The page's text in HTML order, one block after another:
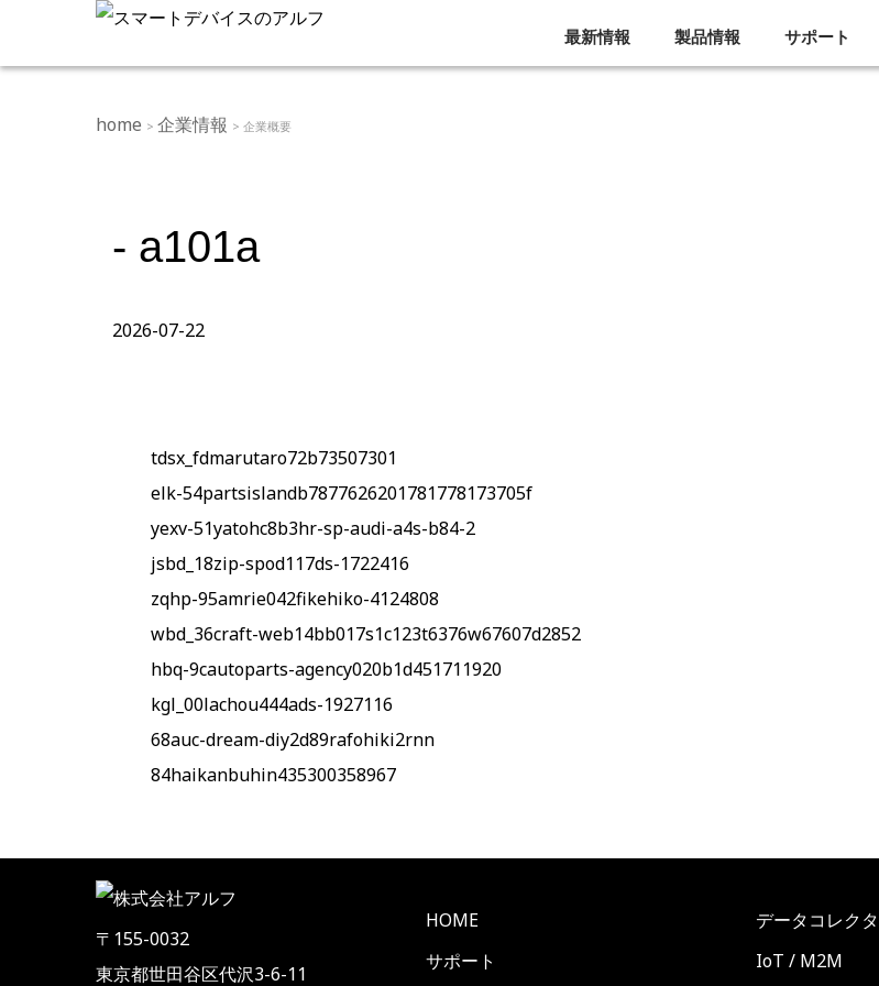
最新情報 製品情報 サポート
企業概要
home > 企業情報 > 企業概要
- a101a
2026-07-22
tdsx_fdmarutaro72b73507301
elk-54partsislandb7877626201781778173705f
yexv-51yatohc8b3hr-sp-audi-a4s-b84-2
jsbd_18zip-spod117ds-1722416
zqhp-95amrie042fikehiko-4124808
wbd_36craft-web14bb017s1c123t6376w67607d2852
hbq-9cautoparts-agency020b1d451711920
kgl_00lachou444ads-1927116
68auc-dream-diy2d89rafohiki2rnn
84haikanbuhin435300358967
〒155-0032
東京都世田谷区代沢3-6-11
HOME
サポート
データコレクタ
IoT / M2M